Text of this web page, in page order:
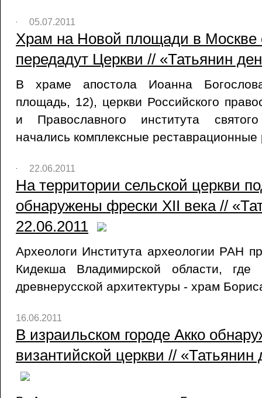
05.07.2011
Храм на Новой площади в Москве
передадут Церкви // «Татьянин
В храме апостола Иоанна
площадь, 12), церкви Российского
и Православного института
начались комплексные реставрационные
22.06.2011
На территории сельской церкви
обнаружены фрески XII века //
22.06.2011
Археологи Института археологии РАН
Кидекша Владимирской области, где
древнерусской архитектуры - храм
16.06.2011
В израильском городе Акко
византийской церкви // «Татьянин